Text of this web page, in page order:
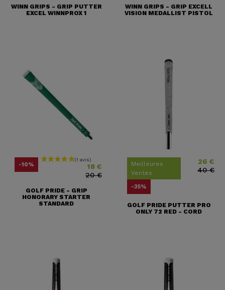
WINN GRIPS - GRIP PUTTER
EXCEL WINNPROX 1
WINN GRIPS - GRIP EXCELL
VISION MEDALLIST PISTOL
-10% Prix 18 €
Prix ​​habituel
20 €
GOLF PRIDE - GRIP
HONORARY STARTER
STANDARD
Meilleures
Ventes
-35%
Prix26 €
Prix
40 €
GOLF PRIDE PUTTER PRO
ONLY 72 RED - CORD